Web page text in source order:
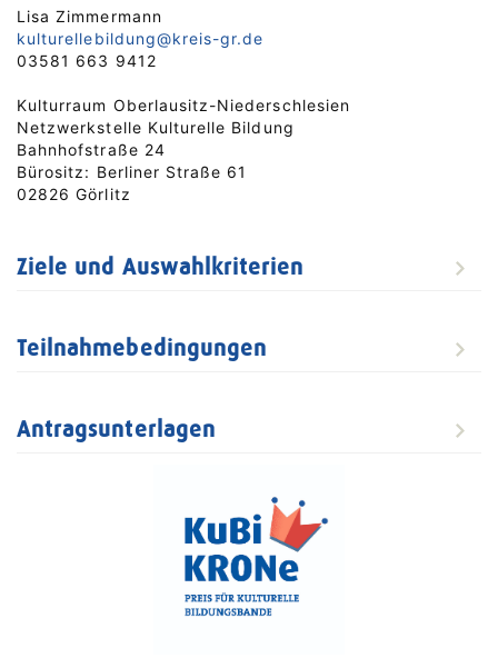
Lisa Zimmermann
kulturellebildung@kreis-gr.de
03581 663 9412
Kulturraum Oberlausitz-Niederschlesien
Netzwerkstelle Kulturelle Bildung
Bahnhofstraße 24
Bürositz: Berliner Straße 61
02826 Görlitz
Ziele und Auswahlkriterien
Teilnahmebedingungen
Antragsunterlagen